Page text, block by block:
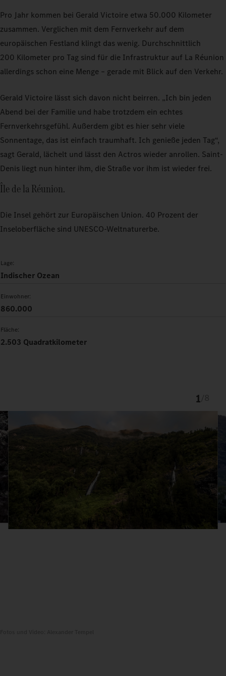
Pro Jahr kommen bei Gerald Victoire etwa 50.000 Kilometer
zusammen. Verglichen mit dem Fernverkehr auf dem
europäischen Festland klingt das wenig. Durchschnittlich
200 Kilometer pro Tag sind für die Infrastruktur auf La Réunion
allerdings schon eine Menge – gerade mit Blick auf den Verkehr.
Gerald Victoire lässt sich davon nicht beirren. „Ich bin jeden
Abend bei der Familie und habe trotzdem ein echtes
Fernverkehrsgefühl. Außerdem gibt es hier sehr viele
Sonnentage, das ist einfach traumhaft. Ich genieße jeden Tag“,
sagt Gerald, lächelt und lässt den Actros wieder anrollen. Saint-
Denis liegt nun hinter ihm, die Straße vor ihm ist wieder frei.
Île de la Réunion.
Die Insel gehört zur Europäischen Union. 40 Prozent der
Inseloberfläche sind UNESCO-Weltnaturerbe.
Lage:
Indischer Ozean
Einwohner:
860.000
Fläche:
2.503 Quadratkilometer
1